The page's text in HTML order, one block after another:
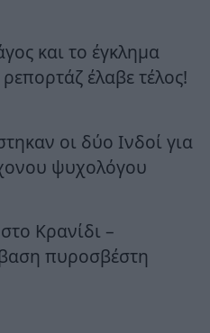
και το έγκλημα
έλαβε τέλος!
οι δύο Ινδοί για
ψυχολόγου
Κρανίδι –
πυροσβέστη